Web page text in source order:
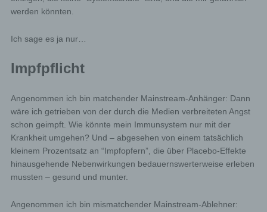
werden könnten.
Ich sage es ja nur…
Impfpflicht
Angenommen ich bin matchender Mainstream-Anhänger: Dann
wäre ich getrieben von der durch die Medien verbreiteten Angst
schon geimpft. Wie könnte mein Immunsystem nur mit der
Krankheit umgehen? Und – abgesehen von einem tatsächlich
kleinem Prozentsatz an “Impfopfern”, die über Placebo-Effekte
hinausgehende Nebenwirkungen bedauernswerterweise erleben
mussten – gesund und munter.
Angenommen ich bin mismatchender Mainstream-Ablehner: